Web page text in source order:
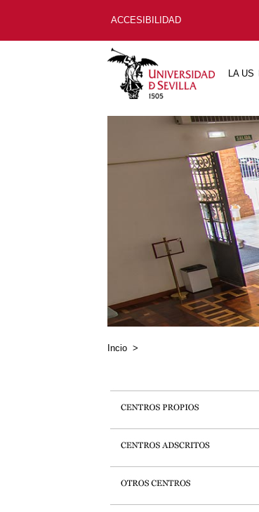
ACCESIBILIDAD
LA US
Incio >